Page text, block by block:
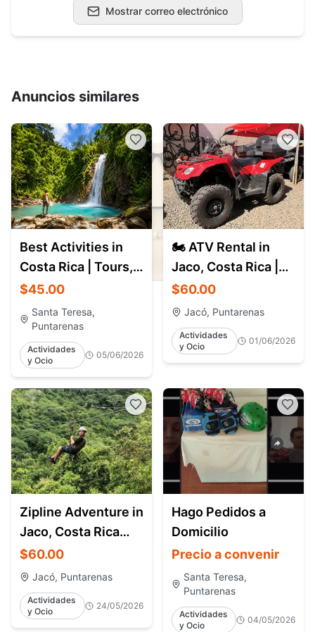
Mostrar correo electrónico
Anuncios similares
Best Activities in
Costa Rica | Tours,
Adventures and
Local Experience
$45.00
Santa Teresa,
Puntarenas
Actividades
y Ocio
05/06/2026
🏍️ ATV Rental in
Jaco, Costa Rica |
Suzuki KingQuad
400
$60.00
Jacó, Puntarenas
Actividades
y Ocio
01/06/2026
Zipline Adventure in
Jaco, Costa Rica
🇨🇷
$60.00
Jacó, Puntarenas
Actividades
y Ocio
24/05/2026
Hago Pedidos a
Domicilio
Precio a convenir
Santa Teresa,
Puntarenas
Actividades
y Ocio
04/05/2026